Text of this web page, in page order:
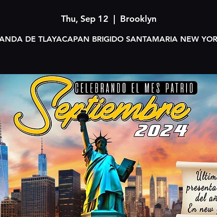
Thu, Sep 12
  |
Brooklyn
DE TLAYACAPAN BRIGIDO SANTAMARIA NEW